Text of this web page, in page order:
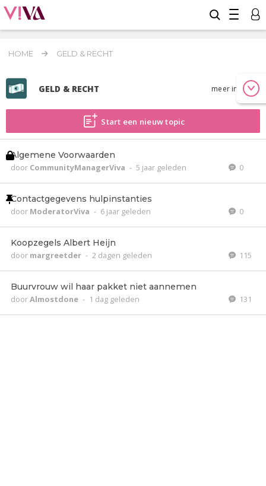
HOME GELD & RECHT
GELD & RECHT meer info
Start een nieuw topic
Algemene Voorwaarden
door CommunityManagerViva - 5 jaar geleden 0
Contactgegevens hulpinstanties
door ModeratorViva - 6 jaar geleden 0
Koopzegels Albert Heijn
door margreetder - 2 dagen geleden 115
Buurvrouw wil haar pakket niet aannemen
doorAlmostdone - 1 dag geleden 131